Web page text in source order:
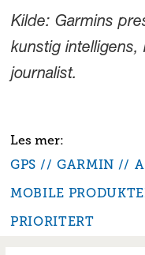
Kilde: Garmins
kunstig intelligens,
journalist.
GPS GARMIN
MOBILE
PRIORITERT